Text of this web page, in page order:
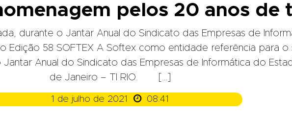
pelos 20 anos de
durante o Jantar Anual do Sindicato das Empresas de
Edição 58 SOFTEX A Softex como entidade referência para o
Anual do Sindicato das Empresas de Informática do
de Janeiro – TI RIO. […]
1 de julho de 2021  08:41